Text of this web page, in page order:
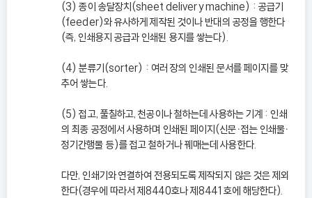
(3) 종이 송달장치(sheet delivery machine) : 공급기
(feeder)와 유사하게 제작된 것이나 반대의 공정을 행한다
(즉, 인쇄용지 공급과 인쇄된 용지를 쌓는다).
(4) 분류기(sorter) : 여러 장의 인쇄된 문서를 페이지를 맞
추어 쌓는다.
(5) 접고, 풀칠하고, 천공이나 철하는데 사용하는 기계 : 인쇄
의 최종 공정에서 사용하며 인쇄된 페이지(신문ㆍ접는 인쇄물ㆍ
정기간행물 등)를 접고 철하거나 꿰매는데 사용한다.
다만, 인쇄기와 연결하여 전용되도록 제작되지 않은 것은 제외
한다(경우에 따라서 제8440호나 제8441호에 해당한다).